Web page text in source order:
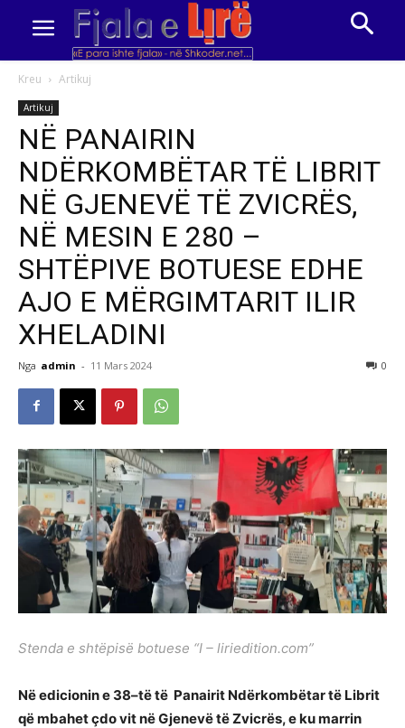
Kreu Artikuj
Artikuj
NË PANAIRIN
NDËRKOMBËTAR TË LIBRIT
NË GJENEVË TË ZVICRËS,
NË MESIN E 280 –
SHTËPIVE BOTUESE EDHE
AJO E MËRGIMTARIT ILIR
XHELADINI
Nga admin - 11 Mars 2024 0
Stenda e shtëpisë botuese “I – liriedition.com”
Në edicionin e 38–të të Panairit Ndërkombëtar të Librit
që mbahet çdo vit në Gjenevë të Zvicrës, e ku marrin